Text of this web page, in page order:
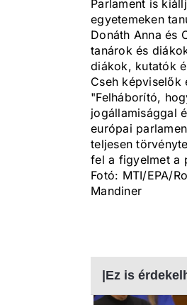
Parlament is
egyetemeken
Donáth Anna és
tanárok és
diákok, kutatók
Cseh képviselők
"Felháborító,
jogállamisággal
európai
teljesen
fel a figyelmet a
Fotó: MTI/EPA/
Mandiner